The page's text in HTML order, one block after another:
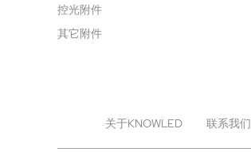
控光附件
其它附件
关于KNOWLED 联系我们